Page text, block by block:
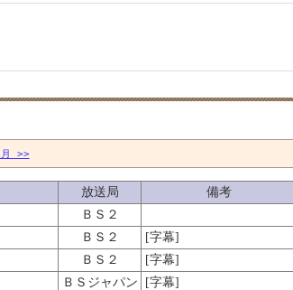
月 >>
放送局
備考
ＢＳ２
ＢＳ２
[字幕]
ＢＳ２
[字幕]
ＢＳジャパン
[字幕]